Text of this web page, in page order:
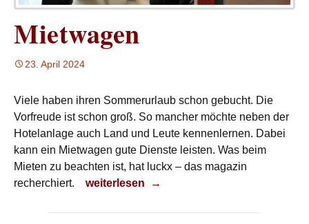
Mietwagen
23. April 2024
Viele haben ihren Sommerurlaub schon gebucht. Die
Vorfreude ist schon groß. So mancher möchte neben der
Hotelanlage auch Land und Leute kennenlernen. Dabei
kann ein Mietwagen gute Dienste leisten. Was beim
Mieten zu beachten ist, hat luckx – das magazin
recherchiert.
Mietwagen
weiterlesen →